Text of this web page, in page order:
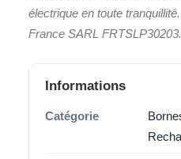
électrique en toute tranquillité.
France SARL FRTSLP30203.
Informations
Catégorie